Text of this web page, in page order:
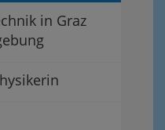
in Graz